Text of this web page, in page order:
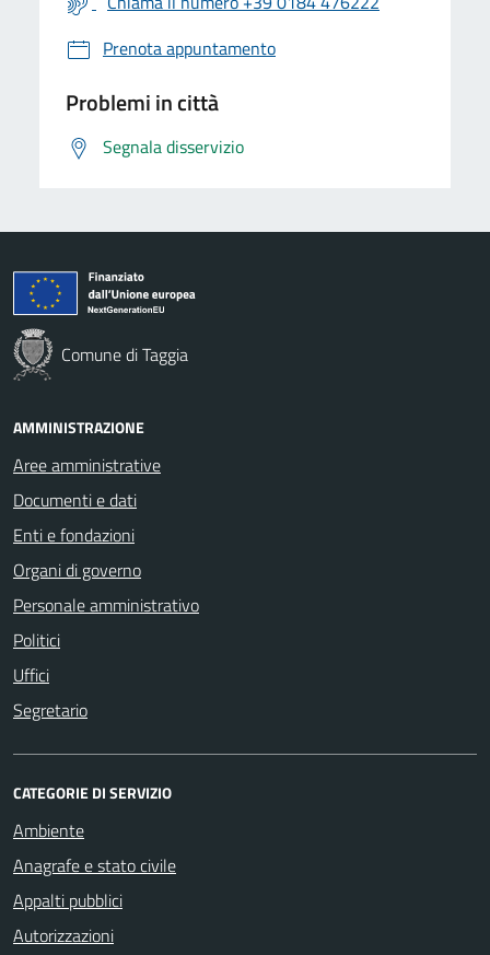
Prenota appuntamento
Problemi in città
Segnala disservizio
Comune di Taggia
AMMINISTRAZIONE
Aree amministrative
Documenti e dati
Enti e fondazioni
Organi di governo
Personale amministrativo
Politici
Uffici
Segretario
CATEGORIE DI SERVIZIO
Ambiente
Anagrafe e stato civile
Appalti pubblici
Autorizzazioni